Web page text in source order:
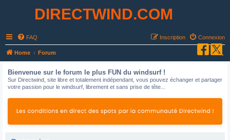
DIRECTWIND.COM
FAQ Connexion
Inscription
Home Forum
Bienvenue sur le forum le plus FUN du windsurf !
Sur Directwind, site libre et totalement indépendant, vous pouvez échanger et partager
votre passion pour le windsurf, librement et sans prise de tête...